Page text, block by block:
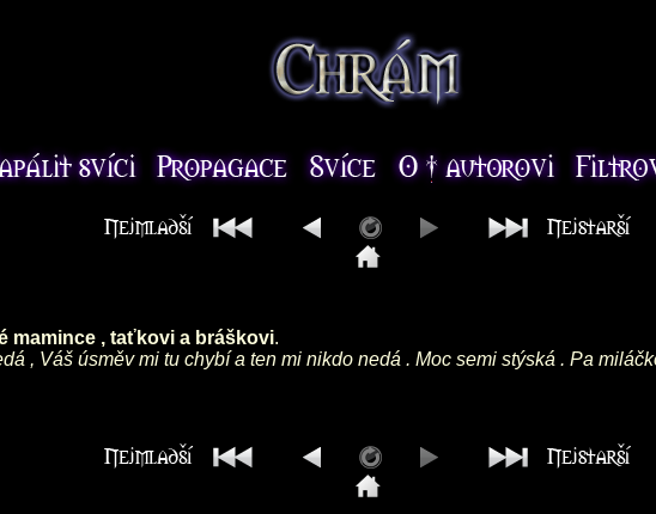
mamince , taťkovi a bráškovi.
, Váš úsměv mi tu chybí a ten mi nikdo nedá . Moc semi stýská . Pa